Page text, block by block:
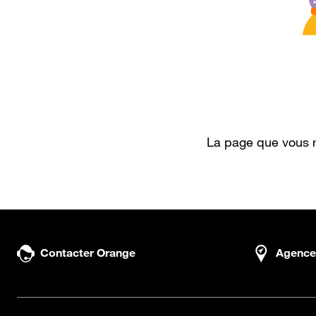
La page que vous
Contacter Orange